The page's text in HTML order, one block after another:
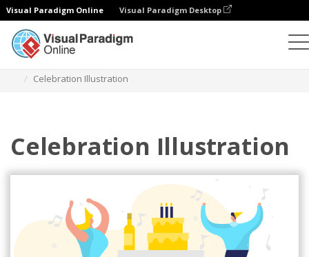
Visual Paradigm Online Visual Paradigm Desktop
Celebration Illustration
Celebration Illustration